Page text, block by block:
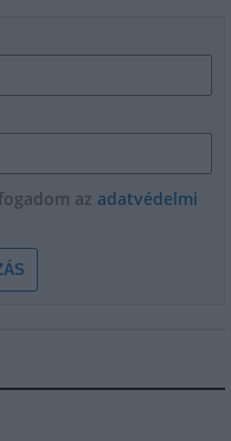
az adatvédelmi